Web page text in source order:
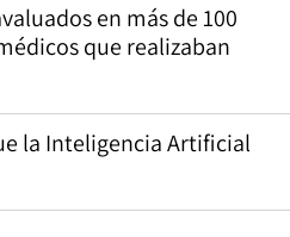
en más de 100
que realizaban
la Inteligencia Artificial